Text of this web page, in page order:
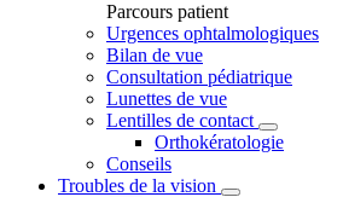
Parcours patient
Urgences ophtalmologiques
Bilan de vue
Consultation pédiatrique
Lunettes de vue
Lentilles de contact
Orthokératologie
Conseils
Troubles de la vision